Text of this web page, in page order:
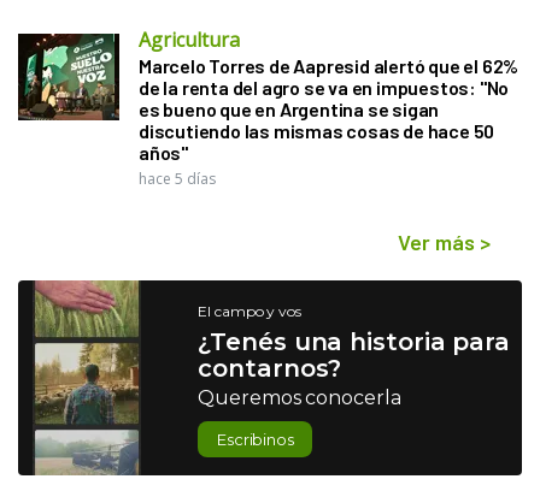
Agricultura
Marcelo Torres de Aapresid alertó que el 62%
de la renta del agro se va en impuestos: "No
es bueno que en Argentina se sigan
discutiendo las mismas cosas de hace 50
años"
hace 5 días
Ver más >
El campo y vos
¿Tenés una historia para
contarnos?
Queremos conocerla
Escribinos